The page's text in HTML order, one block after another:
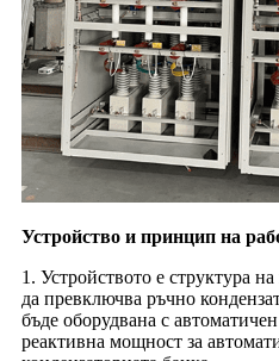
Устройство и принцип на
1. Устройството е структура
да превключва ръчно
бъде оборудвана с
реактивна мощност за